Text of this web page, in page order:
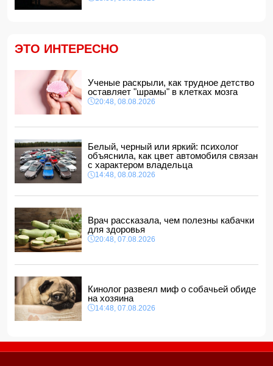
Найдено тело утонувшего в море 16-летнего юноши
обвинений в адрес Инфантино
ВС РФ взяли под контроль Ивановку в Харьковской
области
14:04, 08.08.2026
Прогноз погоды в Азербайджане на 9 августа
14:00, 08.08.2026
Никол Пашинян позвонил Ильхаму Алиеву
12:48, 08.08.2026
СМИ: США ищут на Кубе фигуру для повторения
"венесуэльского сценария"
ЭТО ИНТЕРЕСНО
Ученые раскрыли, как трудное детство
оставляет "шрамы" в клетках мозга
20:48, 08.08.2026
Белый, черный или яркий: психолог
объяснила, как цвет автомобиля связан
с характером владельца
14:48, 08.08.2026
Врач рассказала, чем полезны кабачки
для здоровья
20:48, 07.08.2026
Кинолог развеял миф о собачьей обиде
на хозяина
14:48, 07.08.2026